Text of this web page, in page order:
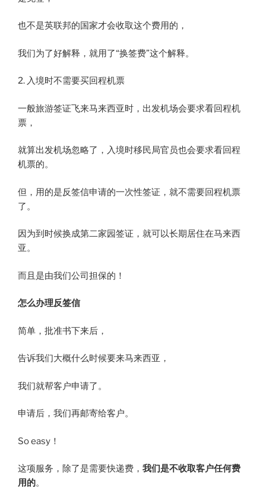
也不是英联邦的国家才会收取这个费用的，
我们为了好解释，就用了“换签费”这个解释。
2. 入境时不需要买回程机票
一般旅游签证飞来马来西亚时，出发机场会要求看回程机
票，
就算出发机场忽略了，入境时移民局官员也会要求看回程
机票的。
但，用的是反签信申请的一次性签证，就不需要回程机票
了。
因为到时候换成第二家园签证，就可以长期居住在马来西
亚。
而且是由我们公司担保的！
怎么办理反签信
简单，批准书下来后，
告诉我们大概什么时候要来马来西亚，
我们就帮客户申请了。
申请后，我们再邮寄给客户。
So easy！
这项服务，除了是需要快递费， 我们是不收取客户任何费
用的。